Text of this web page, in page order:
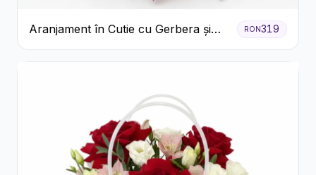
Aranjament în Cutie cu Gerbera și
Trandafiri Roz
RON319